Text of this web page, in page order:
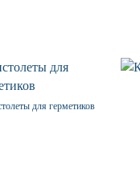
для герметиков